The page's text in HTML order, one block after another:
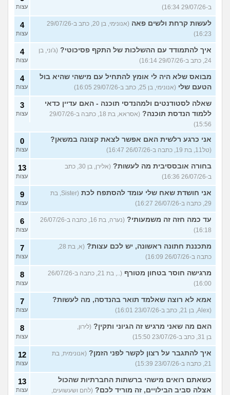
ב-29/07/26 16:34)
עצות
לעשות קרחת ולשים פאה
(אנונימי, בן 20, כתב ב-29/07/26
16:23)
4
עצות
איך להתמודד עם ההשלכות של התקף פסיכוטי? (ג'וני, בן
24, כתב ב-29/07/26 16:14)
4
עצות
מבואס שלא היה לי אומץ להתחיל עם מישהי שהיא בול
הטעם שלי (אנונימי, בן 25, כתב ב-29/07/26 16:05)
4
עצות
שאלה לסטודנטים ולמהנדסי תוכנה - האם עדיין כדאי
ללמוד הנדסת תוכנה?
(אסראא, בת 18, כתבה ב-29/07/26
15:56)
3
עצות
אני כרגע רלשית האם אפשר לצאת קצונה במשאן?
(טל11, בת 19, כתבה ב-26/07/26 16:47)
0
עצות
בחורה אובססיבית מה לעשות?
(אלירן, בן 30, כתב
ב-26/07/26 16:36)
13
עצות
אני חושדת שאח שלי עומד להסתפח לכת
(Sister, בת
29, כתבה ב-26/07/26 16:27)
9
עצות
עד כמה חזה זה משמעותי?
(נערה, בת 16, כתבה ב-26/07/26
16:18)
6
עצות
מתכננת חתונה ראשונה, יש לכם עצות?
(א, בת 28,
כתבה ב-26/07/26 16:09)
7
עצות
מרגישה חוסר בטחון מטורף
(.., בת 21, כתבה ב-26/07/26
16:00)
8
עצות
אמא לא רוצה שאלמד תואר בהנדסה, מה לעשות?
(Alex, בן 21, כתב ב-23/07/26 16:01)
7
עצות
האם מה שאני מרגיש זה הגיוני ותקין? (לירון,
בן 31, כתב ב-23/07/26 15:50)
8
עצות
איך להתגבר על רצון לקשר לפני הזמן? (אנונימית, בת
21, כתבה ב-23/07/26 15:39)
12
עצות
כשאתם רואים מישהי ברשתות החברתיות שהכול
אצלה סביב הבילויים, זה מוריד לכם? (לחם ושעשועים,
13
עצות